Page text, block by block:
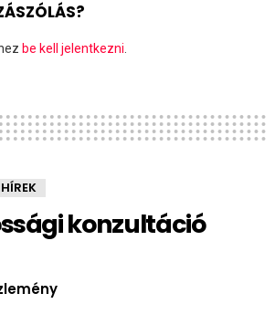
be kell jelentkezni
konzultáció